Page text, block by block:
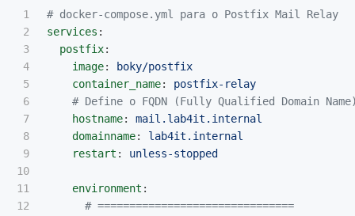
1
2
3
4
5
6
7
8
9
10
11
12
# docker-compose.yml para o Postfix Mail Relay
services :
postfix:
image:
boky/postfix
container_name:
postfix-relay
# Define o FQDN (Fully Qualified Domain
hostname:
mail.lab4it.internal
domainname:
lab4it.internal
restart : unless-stopped
environment :
# ===============================